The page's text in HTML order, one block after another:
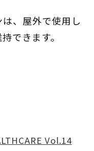
、屋外で使用し
できます。
Vol.14